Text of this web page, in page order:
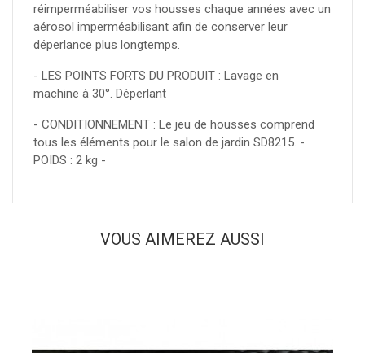
réimperméabiliser vos housses chaque années avec un
aérosol imperméabilisant afin de conserver leur
déperlance plus longtemps.
- LES POINTS FORTS DU PRODUIT : Lavage en
machine à 30°. Déperlant
- CONDITIONNEMENT : Le jeu de housses comprend
tous les éléments pour le salon de jardin SD8215. -
POIDS : 2 kg -
VOUS AIMEREZ AUSSI